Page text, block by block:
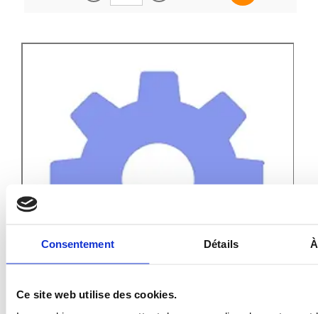
Consentement Détails
Ce site web utilise des cookies.